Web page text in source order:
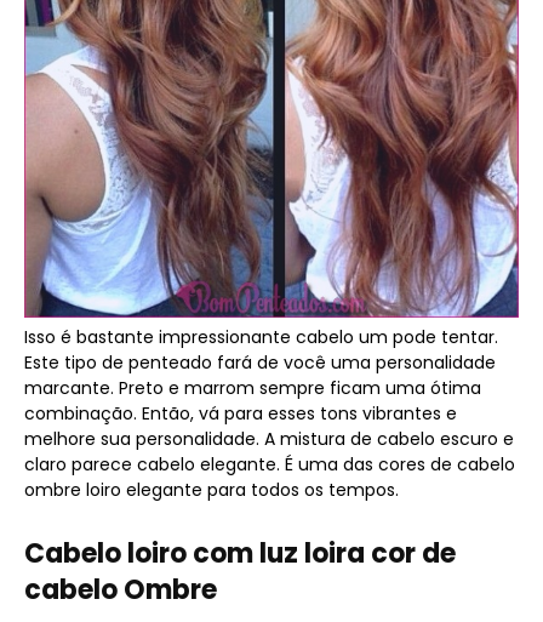
Isso é bastante impressionante cabelo um pode tentar.
Este tipo de penteado fará de você uma personalidade
marcante. Preto e marrom sempre ficam uma ótima
combinação. Então, vá para esses tons vibrantes e
melhore sua personalidade. A mistura de cabelo escuro e
claro parece cabelo elegante. É uma das cores de cabelo
ombre loiro elegante para todos os tempos.
Cabelo loiro com luz loira cor de
cabelo Ombre